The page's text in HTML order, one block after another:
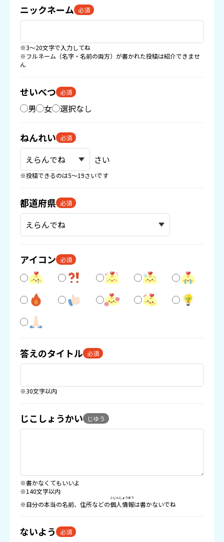
ニックネーム 必須
※3〜20文字で入力してね
※フルネーム（名字・名前の両方）が書かれた投稿は紹介できませ
ん
せいべつ 必須
男 女 選択なし
ねんれい 必須
さい
※投稿できるのは5〜19さいです
都道府県 必須
アイコン 必須
答えのタイトル 必須
※30文字以内
じこしょうかい じゆう
※書かなくてもいいよ
※140文字以内
※自分の本当の名前、住所などの個人情報
こじんじょうほう
は書かないでね
ないよう 必須